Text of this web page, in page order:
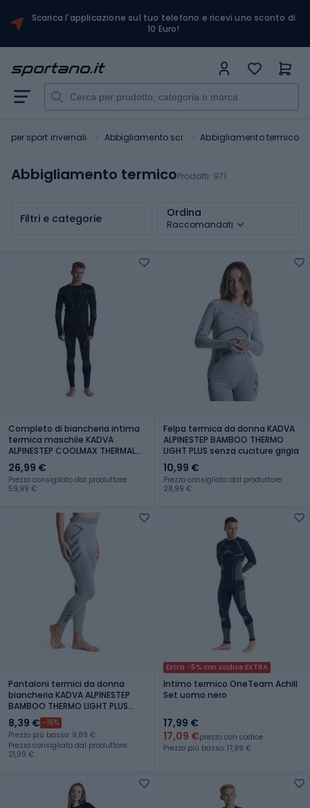
Scarica l'applicazione sul tuo telefono e ricevi uno sconto di
10 Euro!
per sport invernali Abbigliamento sci Abbigliamento termico
Abbigliamento termicoProdotti: 971
Filtri e categorie Ordina
Raccomandati
Completo di biancheria intima
termica maschile KADVA
ALPINESTEP COOLMAX THERMAL
PRO DRY senza cuciture nera
26,99 €
Prezzo consigliato dal produttore:
59,99 €
Felpa termica da donna KADVA
ALPINESTEP BAMBOO THERMO
LIGHT PLUS senza cuciture grigia
10,99 €
Prezzo consigliato dal produttore:
28,99 €
Pantaloni termici da donna
biancheria KADVA ALPINESTEP
BAMBOO THERMO LIGHT PLUS
senza cuciture grigio
8,39 € -15%
Prezzo più basso: 9,89 €
Prezzo consigliato dal produttore:
21,99 €
Extra -5% con codice EXTRA
Intimo termico OneTeam Achill
Set uomo nero
17,99 €
17,09 €prezzo con codice
Prezzo più basso: 17,99 €